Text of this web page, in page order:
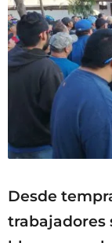
Desde
trabajadores